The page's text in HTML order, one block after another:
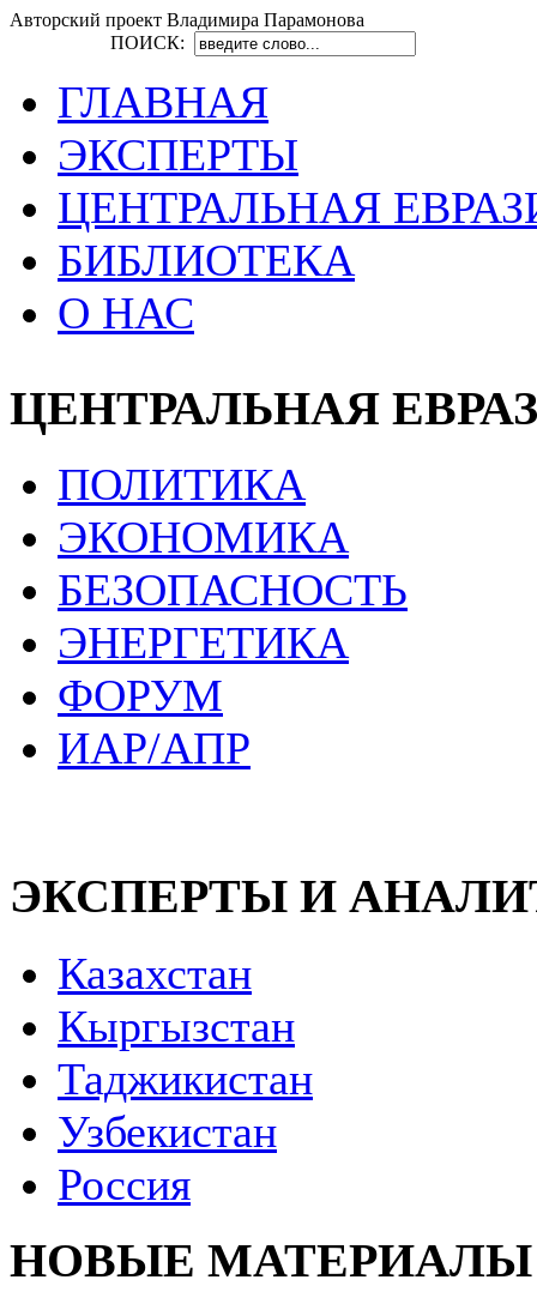
Авторский проект Владимира Парамонова
ПОИСК:
ГЛАВНАЯ
ЭКСПЕРТЫ
ЦЕНТРАЛЬНАЯ
БИБЛИОТЕКА
О НАС
ЦЕНТРАЛЬНАЯ
ПОЛИТИКА
ЭКОНОМИКА
БЕЗОПАСНОСТЬ
ЭНЕРГЕТИКА
ФОРУМ
ИАР/АПР
ЭКСПЕРТЫ И
Казахстан
Кыргызстан
Таджикистан
Узбекистан
Россия
НОВЫЕ МАТЕРИАЛЫ